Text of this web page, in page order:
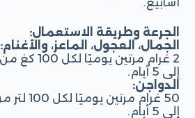
الجرعة وطريقة الاستعمال:
الجمال، العجول، الماعز، والأغنام:
إلى 5 أيام.
الدواجن:
إلى 5 أيام.